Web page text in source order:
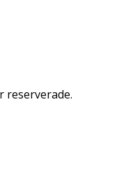
reserverade.